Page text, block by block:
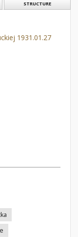
STRUCTURE
1931.01.27